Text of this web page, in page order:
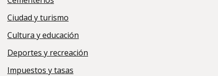
Ciudad y turismo
Cultura y educación
Deportes y recreación
Impuestos y tasas